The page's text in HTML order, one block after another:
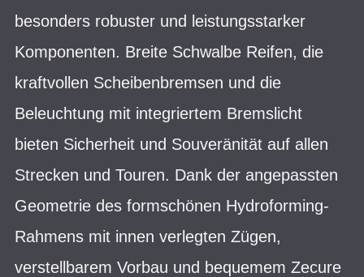
besonders robuster und leistungsstarker
Komponenten. Breite Schwalbe Reifen, die
kraftvollen Scheibenbremsen und die
Beleuchtung mit integriertem Bremslicht
bieten Sicherheit und Souveränität auf allen
Strecken und Touren. Dank der angepassten
Geometrie des formschönen Hydroforming-
Rahmens mit innen verlegten Zügen,
verstellbarem Vorbau und bequemem Zecure